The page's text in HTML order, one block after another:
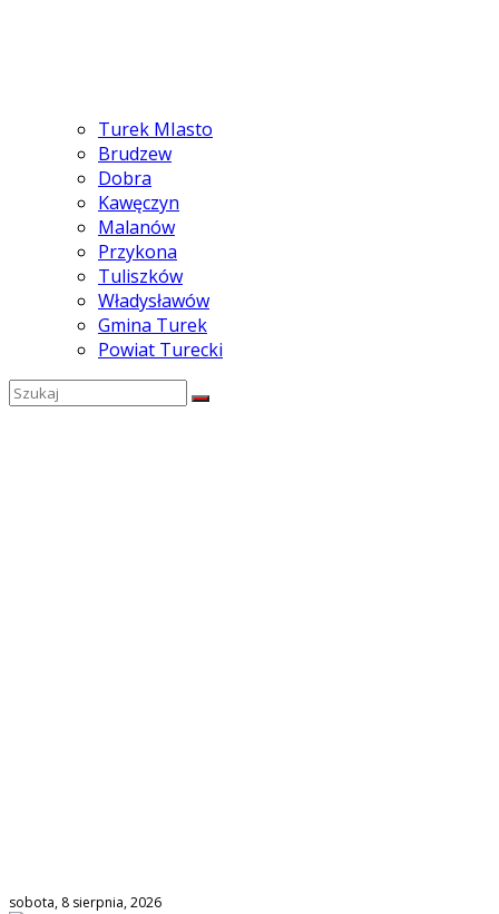
Turek MIasto
Brudzew
Dobra
Kawęczyn
Malanów
Przykona
Tuliszków
Władysławów
Gmina Turek
Powiat Turecki
sobota, 8 sierpnia, 2026